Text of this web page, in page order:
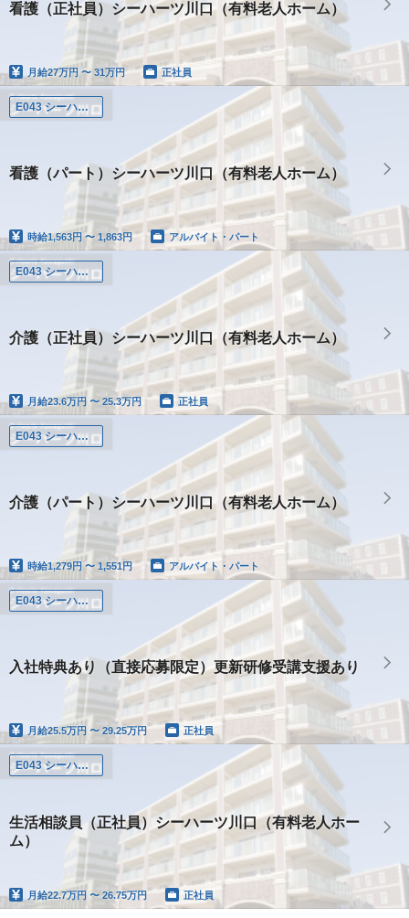
看護（正社員）シーハーツ川口（有料老人ホーム）
月給27万円 〜 31万円 正社員
E043 シーハーツ川口
看護（パート）シーハーツ川口（有料老人ホーム）
時給1,563円 〜 1,863円 アルバイト・パート
E043 シーハーツ川口
介護（正社員）シーハーツ川口（有料老人ホーム）
月給23.6万円 〜 25.3万円 正社員
E043 シーハーツ川口
介護（パート）シーハーツ川口（有料老人ホーム）
時給1,279円 〜 1,551円 アルバイト・パート
E043 シーハーツ川口
入社特典あり（直接応募限定）更新研修受講支援あり
月給25.5万円 〜 29.25万円 正社員
E043 シーハーツ川口
生活相談員（正社員）シーハーツ川口（有料老人ホー
ム）
月給22.7万円 〜 26.75万円 正社員